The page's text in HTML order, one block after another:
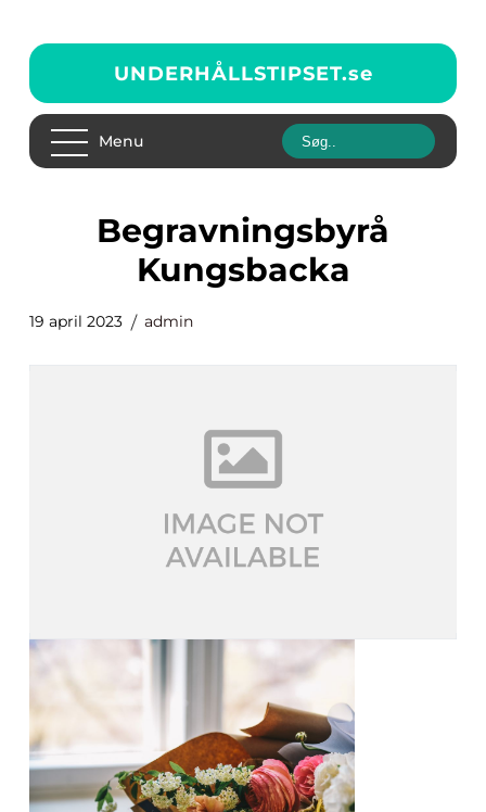
UNDERHÅLLSTIPSET.se
Menu
begravningsbyrå
Kungsbacka
19 april 2023 admin